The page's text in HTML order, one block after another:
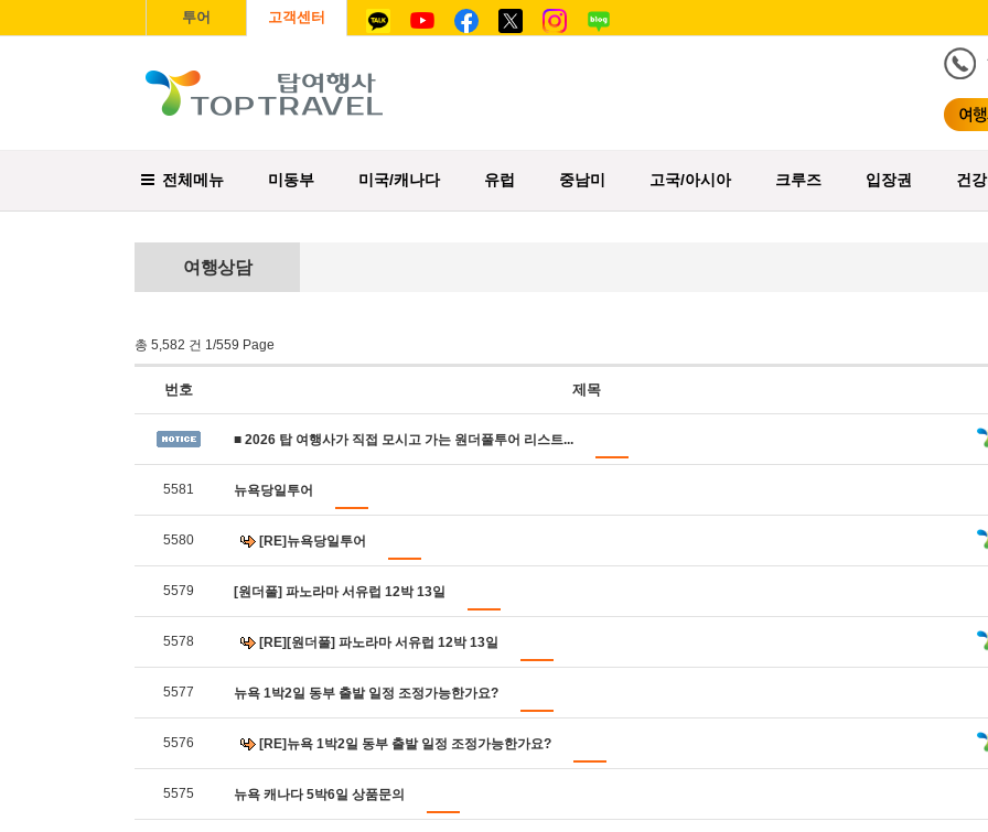
투어 고객센터
전체메뉴 미동부 미국/캐나다 유럽 중남미 고국/아시아 크루즈 입장권 건
여행상담
총 5,582 건 1/559 Page
번호 제목
■ 2026 탑 여행사가 직접 모시고 가는 원더풀투어 리스트​​...
5581 뉴욕당일투어
5580 [RE]뉴욕당일투어
5579 [원더풀] 파노라마 서유럽 12박 13일
5578 [RE][원더풀] 파노라마 서유럽 12박 13일
5577 뉴욕 1박2일 동부 출발 일정 조정가능한가요?
5576 [RE]뉴욕 1박2일 동부 출발 일정 조정가능한가요?
5575 뉴욕 캐나다 5박6일 상품문의